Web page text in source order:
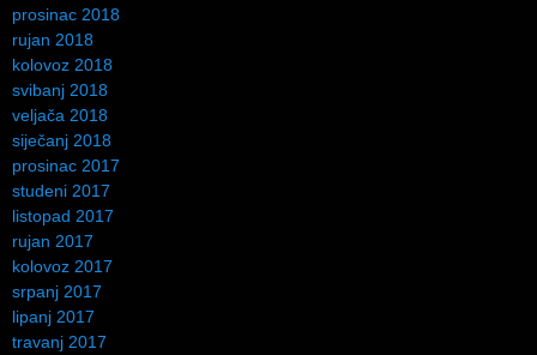
prosinac 2018
rujan 2018
kolovoz 2018
svibanj 2018
veljača 2018
siječanj 2018
prosinac 2017
studeni 2017
listopad 2017
rujan 2017
kolovoz 2017
srpanj 2017
lipanj 2017
travanj 2017